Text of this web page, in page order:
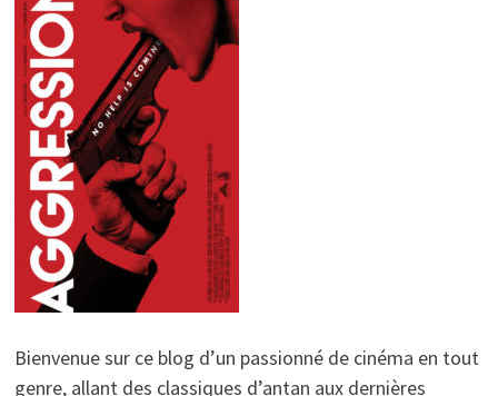
Bienvenue sur ce blog d’un passionné de cinéma en tout
genre, allant des classiques d’antan aux dernières